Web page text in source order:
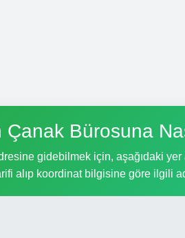
Çanak Bürosuna
gidebilmek için, aşağıdaki
alıp koordinat bilgisine göre ilgili